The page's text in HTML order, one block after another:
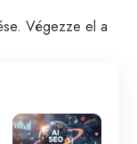
Végezze el a